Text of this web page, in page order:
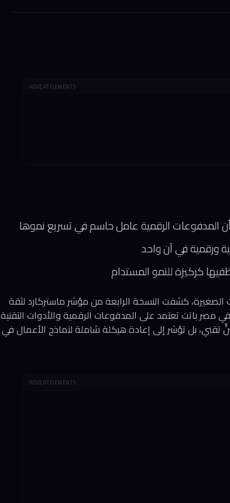
ADVERTISEMENTS
كركيزة للنمو المستدام
كشفت النسخة الرابعة من مؤشر ماستركارد لثقة
83% من هذه الشركات في مصر باتت تعتمد على المدفوعات الرقمية والأدوات التقنية
تقني، بل تؤشر إلى إعادة هيكلة شاملة لنماذج الأعمال في
ADVERTISEMENTS